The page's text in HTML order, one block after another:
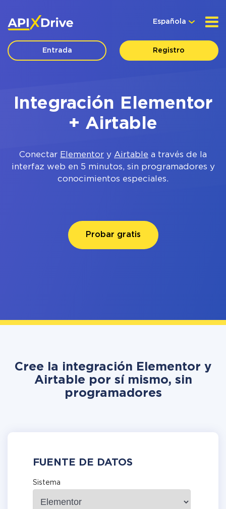
Española
Entrada Registro
Integración Elementor
+ Airtable
Conectar Elementor y Airtable a través de la
interfaz web en 5 minutos, sin programadores y
conocimientos especiales.
Probar gratis
Cree la integración Elementor y
Airtable por sí mismo, sin
programadores
FUENTE DE DATOS
Sistema